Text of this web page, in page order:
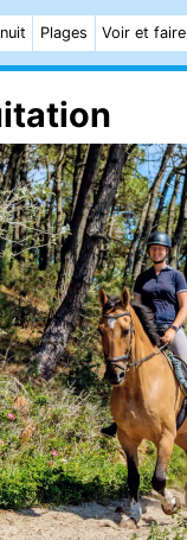
Plages Voir et faire